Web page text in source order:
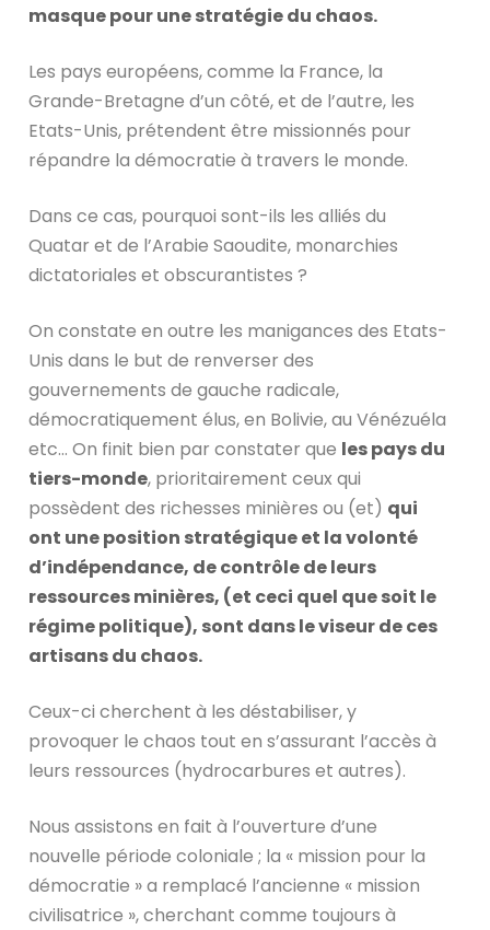
masque pour une stratégie du chaos.
Les pays européens, comme la France, la
Grande-Bretagne d’un côté, et de l’autre, les
Etats-Unis, prétendent être missionnés pour
répandre la démocratie à travers le monde.
Dans ce cas, pourquoi sont-ils les alliés du
Quatar et de l’Arabie Saoudite, monarchies
dictatoriales et obscurantistes ?
On constate en outre les manigances des Etats-
Unis dans le but de renverser des
gouvernements de gauche radicale,
démocratiquement élus, en Bolivie, au Vénézuéla
etc… On finit bien par constater que les pays du
tiers-monde, prioritairement ceux qui
possèdent des richesses minières ou (et) qui
ont une position stratégiqueet la volonté
d’indépendance, de contrôle de leurs
ressources minières, (et ceci quel que soit le
régime politique), sont dans le viseur de ces
artisans du chaos.
Ceux-ci cherchent à les déstabiliser, y
provoquer le chaos tout en s’assurant l’accès à
leurs ressources (hydrocarbures et autres).
Nous assistons en fait à l’ouverture d’une
nouvelle période coloniale ; la « mission pour la
démocratie » a remplacé l’ancienne « mission
civilisatrice », cherchant comme toujours à